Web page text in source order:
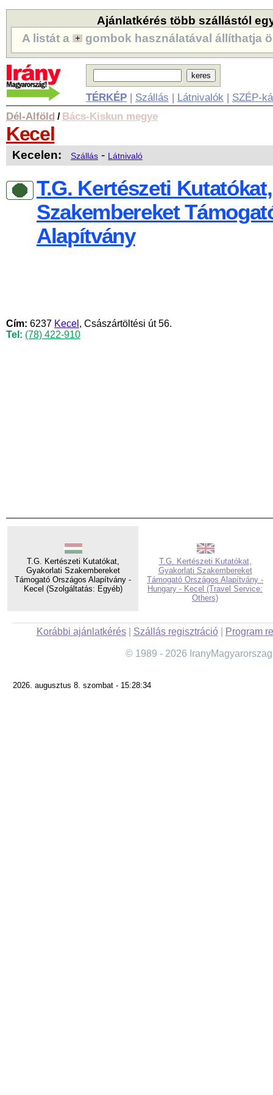
Ajánlatkérés több szállástól
A listát a
gombok használatával állíthatja
TÉRKÉP| Szállás | Látnivalók | SZÉP-
Dél-Alföld / Bács-Kiskun megye
Kecel
Kecelen: Szállás - Látnivaló
T.G. Kertészeti
Szakembereket
Alapítvány
Cím: 6237 Kecel , Császártöltési út 56.
Tel: (78) 422-910
T.G. Kertészeti Kutatókat,
Gyakorlati Szakembereket
Támogató Országos Alapítvány -
Kecel (Szolgáltatás: Egyéb)
T.G. Kertészeti Kutatókat,
Gyakorlati Szakembereket
Támogató Országos Alapítvány -
Hungary - Kecel (Travel Service:
Others)
Korábbi ajánlatkérés| Szállás regisztráció| Program
© 1989 - 2026
2026. augusztus 8. szombat - 15:28:34